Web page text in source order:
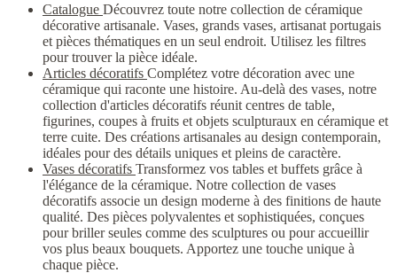
Catalogue Découvrez toute notre collection de céramique
décorative artisanale. Vases, grands vases, artisanat portugais
et pièces thématiques en un seul endroit. Utilisez les filtres
pour trouver la pièce idéale.
Articles décoratifs Complétez votre décoration avec une
céramique qui raconte une histoire. Au-delà des vases, notre
collection d'articles décoratifs réunit centres de table,
figurines, coupes à fruits et objets sculpturaux en céramique et
terre cuite. Des créations artisanales au design contemporain,
idéales pour des détails uniques et pleins de caractère.
Vases décoratifs Transformez vos tables et buffets grâce à
l'élégance de la céramique. Notre collection de vases
décoratifs associe un design moderne à des finitions de haute
qualité. Des pièces polyvalentes et sophistiquées, conçues
pour briller seules comme des sculptures ou pour accueillir
vos plus beaux bouquets. Apportez une touche unique à
chaque pièce.